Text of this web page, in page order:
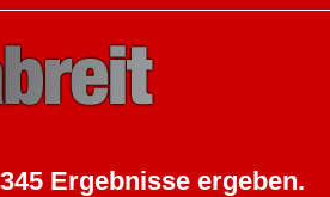
Ergebnisse ergeben.